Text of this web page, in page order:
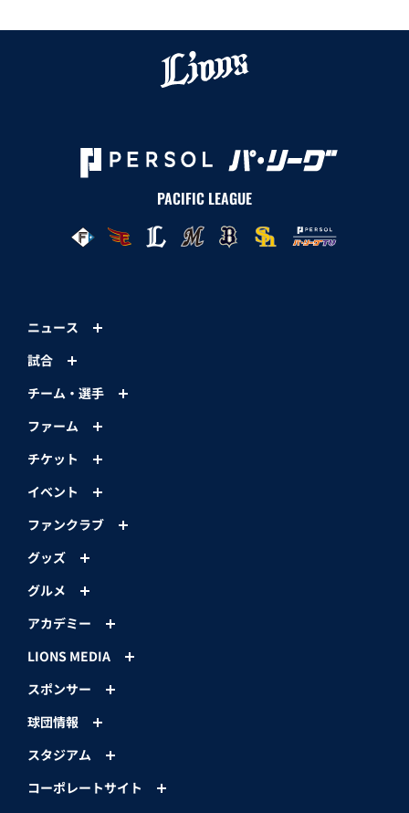
PACIFIC LEAGUE
ニュース
試合
チーム・選手
ファーム
チケット
イベント
ファンクラブ
グッズ
グルメ
アカデミー
LIONS MEDIA
スポンサー
球団情報
スタジアム
コーポレートサイト